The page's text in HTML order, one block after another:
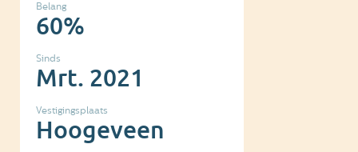
Belang
60%
Sinds
Mrt. 2021
Vestigingsplaats
Hoogeveen